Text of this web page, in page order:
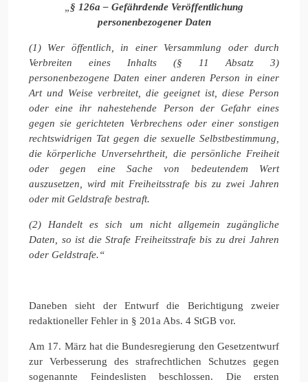
§ 126a – Gefährdende Veröffentlichung
personenbezogener Daten
(1) Wer öffentlich, in einer Versammlung oder durch
Verbreiten eines Inhalts (§ 11 Absatz 3)
personenbezogene Daten einer anderen Person in einer
Art und Weise verbreitet, die geeignet ist, diese Person
oder eine ihr nahestehende Person der Gefahr eines
gegen sie gerichteten Verbrechens oder einer sonstigen
rechtswidrigen Tat gegen die sexuelle Selbstbestimmung,
die körperliche Unversehrtheit, die persönliche Freiheit
oder gegen eine Sache von bedeutendem Wert
auszusetzen, wird mit Freiheitsstrafe bis zu zwei Jahren
oder mit Geldstrafe bestraft.
(2) Handelt es sich um nicht allgemein zugängliche
Daten, so ist die Strafe Freiheitsstrafe bis zu drei Jahren
oder Geldstrafe.“
Daneben sieht der Entwurf die Berichtigung zweier
redaktioneller Fehler in § 201a Abs. 4 StGB vor.
Am 17. März hat die Bundesregierung den Gesetzentwurf
zur Verbesserung des strafrechtlichen Schutzes gegen
sogenannte Feindeslisten beschlossen. Die ersten